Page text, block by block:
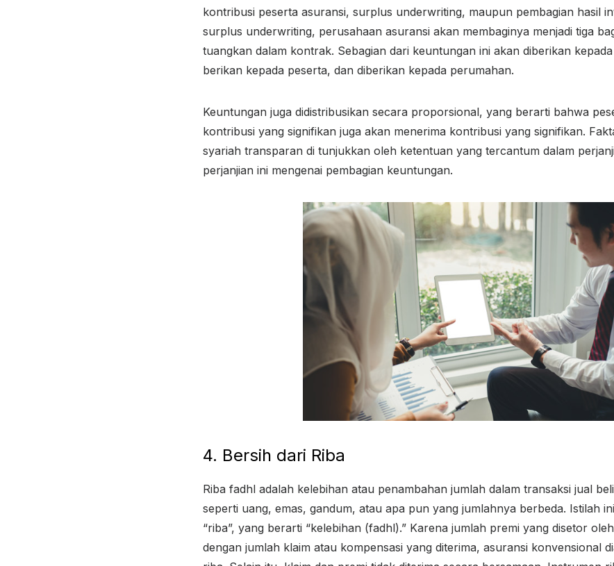
kontribusi peserta asuransi, surplus underwriting, maupun pembagian hasil
surplus underwriting, perusahaan asuransi akan membaginya menjadi tiga
tuangkan dalam kontrak. Sebagian dari keuntungan ini akan diberikan kepada
berikan kepada peserta, dan diberikan kepada perumahan.
Keuntungan juga didistribusikan secara proporsional, yang berarti bahwa
kontribusi yang signifikan juga akan menerima kontribusi yang signifikan.
syariah transparan di tunjukkan oleh ketentuan yang tercantum dalam
perjanjian ini mengenai pembagian keuntungan.
4. Bersih dari Riba
Riba fadhl adalah kelebihan atau penambahan jumlah dalam transaksi jual
seperti uang, emas, gandum, atau apa pun yang jumlahnya berbeda. Istilah
“riba”, yang berarti “kelebihan (fadhl).” Karena jumlah premi yang disetor
dengan jumlah klaim atau kompensasi yang diterima, asuransi konvensional